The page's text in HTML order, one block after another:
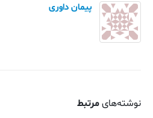
پیمان داوری
نوشته‌هایمرتبط